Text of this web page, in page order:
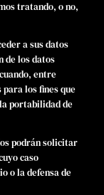
tratando, o no,
a sus datos
de los datos
entre
los fines que
portabilidad de
podrán solicitar
caso
o la defensa de